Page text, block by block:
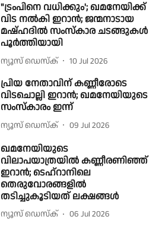
"ട്രംപിനെ വധിക്കും'; ഖമനേയിക്ക്
വിട നല്‍കി ഇറാന്‍; ജന്മനാടായ
മഷ്ഹദില്‍ സംസ്കാര ചടങ്ങുകള്‍
പൂര്‍ത്തിയായി
ന്യൂസ് ഡെസ്ക് 10 Jul 2026
പ്രിയ നേതാവിന് കണ്ണീരോടെ
വിടചൊല്ലി ഇറാൻ; ഖമനേയിയുടെ
സംസ്കാരം ഇന്ന്
ന്യൂസ് ഡെസ്ക് 09 Jul 2026
ഖമനേയിയുടെ
വിലാപയാത്രയില്‍ കണ്ണീരണിഞ്ഞ്
ഇറാന്‍; ടെഹ്‌റാനിലെ
തെരുവോരങ്ങളില്‍
തടിച്ചുകൂടിയത് ലക്ഷങ്ങള്‍
ന്യൂസ് ഡെസ്ക് 06 Jul 2026